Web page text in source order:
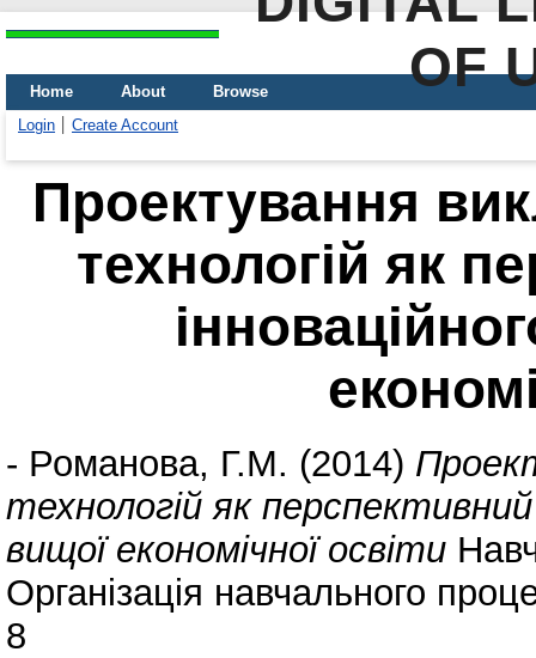
OF
Home About
Browse
Login
Create Account
Проектування
технологій як
- Романова, Г.М. (2014)
технологій як
вищої економічної освіти
Організація навчального
8